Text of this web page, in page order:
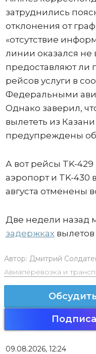
затруднились
отклонения от
«отсутствие
линии оказался не
предоставляют ли
рейсов услуги в
Федеральными
Однако заверил,
вылететь из
предупреждены
А вот рейсы TK-429
аэропорт и TK-430
августа отменены
Две недели назад
задержкахвылетов
Автор: Дмитрий
Авиаперевозка и
09.08.2026, 12:24